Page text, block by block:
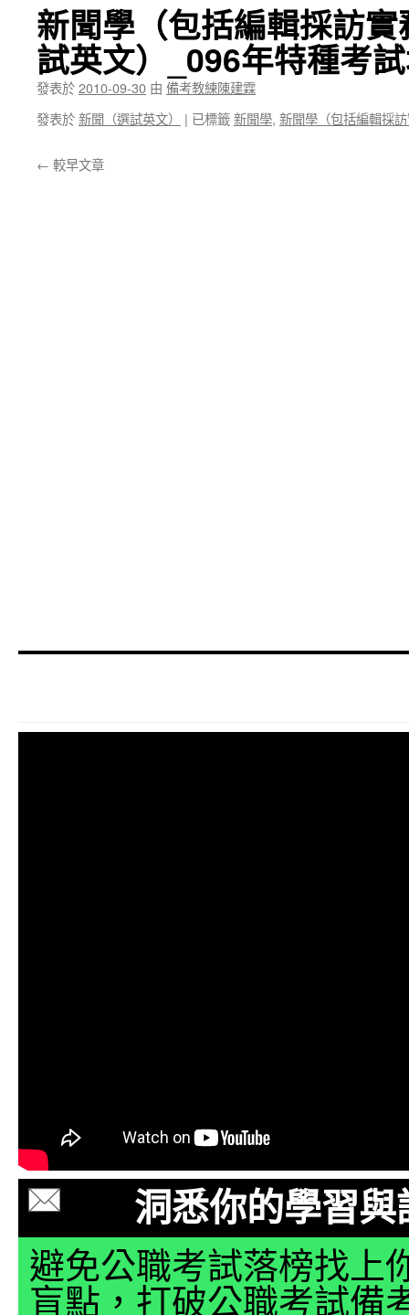
新聞學（包括編輯採訪
試英文）_096年特種考
發表於2010-09-30 由 備考教練陳建霖
發表於新聞（選試英文） | 已標籤新聞學, 新聞學（包括編輯採
← 較早文章
洞悉你的學習
避免公職考試落榜找上
盲點，打破公職考試備